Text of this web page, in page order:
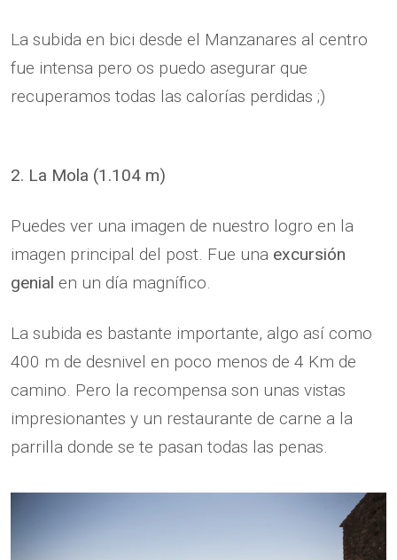
La subida en bici desde el Manzanares al centro
fue intensa pero os puedo asegurar que
recuperamos todas las calorías perdidas ;)
2. La Mola (1.104 m)
Puedes ver una imagen de nuestro logro en la
imagen principal del post. Fue una excursión
genial en un día magnífico.
La subida es bastante importante, algo así como
400 m de desnivel en poco menos de 4 Km de
camino. Pero la recompensa son unas vistas
impresionantes y un restaurante de carne a la
parrilla donde se te pasan todas las penas.